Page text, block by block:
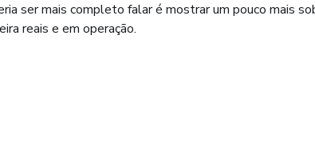
ser mais completo falar é mostrar um pouco mais
reais e em operação.